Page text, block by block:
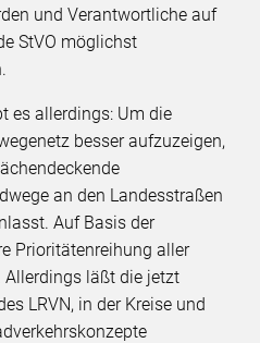
und Verantwortliche auf
StVO möglichst
es allerdings: Um die
besser aufzuzeigen,
an den Landesstraßen
Auf Basis der
Prioritätenreihung aller
läßt die jetzt
LRVN, in der Kreise und